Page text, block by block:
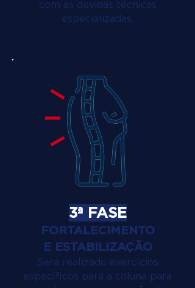
com as devidas técnicas
especializadas.
3ª FASE
FORTALECIMENTO
E ESTABILIZAÇÃO
Será realizado exercícios
específicos para a coluna para